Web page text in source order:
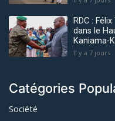
RDC :
dans le
Kaniama-
Il y a 7 jours
Catégories
Société